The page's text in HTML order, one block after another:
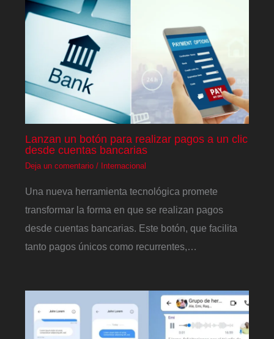
Lanzan un botón para realizar pagos a un clic
desde cuentas bancarias
Deja un comentario / Internacional
Una nueva herramienta tecnológica promete
transformar la forma en que se realizan pagos
desde cuentas bancarias. Este botón, que facilita
tanto pagos únicos como recurrentes,…